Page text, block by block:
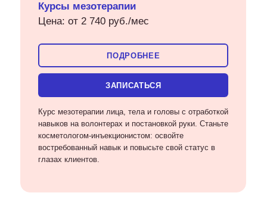
Курсы мезотерапии
Цена: от 2 740 руб./мес
ПОДРОБНЕЕ
ЗАПИСАТЬСЯ
Курс мезотерапии лица, тела и головы с отработкой
навыков на волонтерах и постановкой руки. Станьте
косметологом-инъекционистом: освойте
востребованный навык и повысьте свой статус в
глазах клиентов.